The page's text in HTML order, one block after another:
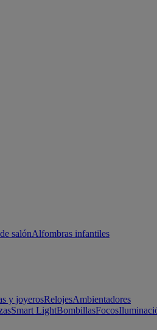
salónAlfombras infantiles
y joyerosRelojesAmbientadores
Smart LightBombillasFocos